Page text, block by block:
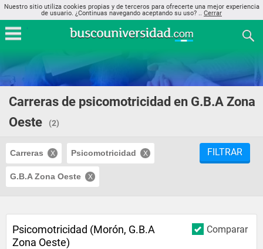
Nuestro sitio utiliza cookies propias y de terceros para ofrecerte una mejor experiencia
de usuario. ¿Continuas navegando aceptando su uso? .. Cerrar
Carreras de psicomotricidad en G.B.A Zona
Oeste
(2)
Carreras Psicomotricidad
G.B.A Zona Oeste
FILTRAR
Comparar
Psicomotricidad (Morón, G.B.A
Zona Oeste)